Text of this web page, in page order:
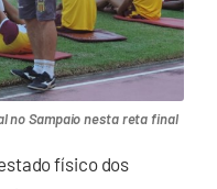
no Sampaio nesta reta final
físico dos